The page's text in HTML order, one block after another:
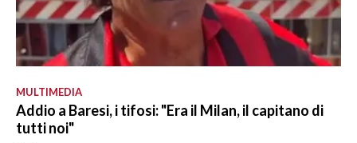
MULTIMEDIA
Addio a Baresi, i tifosi: "Era il Milan, il capitano di
tutti noi"